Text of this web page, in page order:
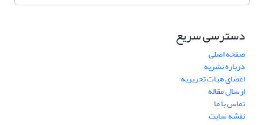
دسترسی سریع
صفحه اصلی
درباره نشریه
اعضای هیات تحریریه
ارسال مقاله
تماس با ما
نقشه سایت